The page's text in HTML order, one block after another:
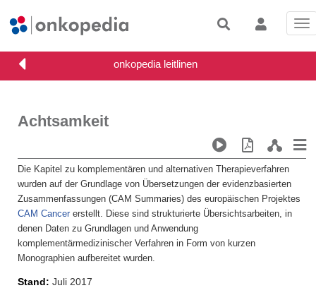
Achtsamkeit
Die Kapitel zu komplementären und alternativen Therapieverfahren
wurden auf der Grundlage von Übersetzungen der evidenzbasierten
Zusammenfassungen (CAM Summaries) des europäischen Projektes
CAM Cancer erstellt. Diese sind strukturierte Übersichtsarbeiten, in
denen Daten zu Grundlagen und Anwendung
komplementärmedizinischer Verfahren in Form von kurzen
Monographien aufbereitet wurden.
Stand
Juli 2017